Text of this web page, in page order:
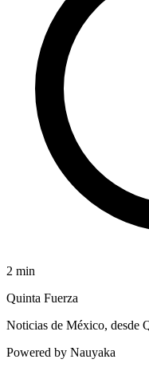
2 min
Quinta Fuerza
Noticias de México, desde
Powered by Nauyaka